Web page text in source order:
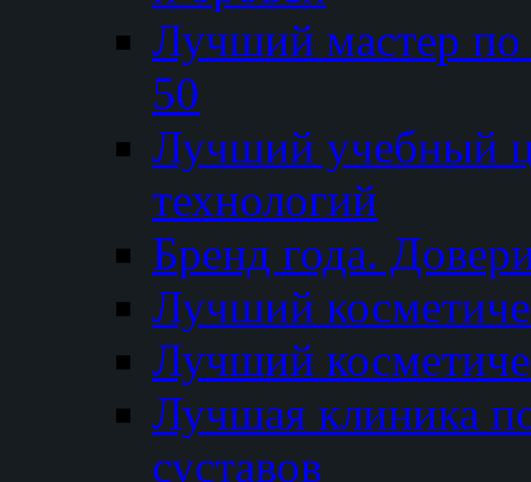
Лучший мастер
50
Лучший
технологий
Бренд года.
Лучший
Лучший
Лучшая клиника
суставов